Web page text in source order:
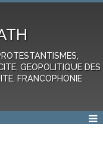
GEOPOLITIQUE DES
FRANCOPHONIE